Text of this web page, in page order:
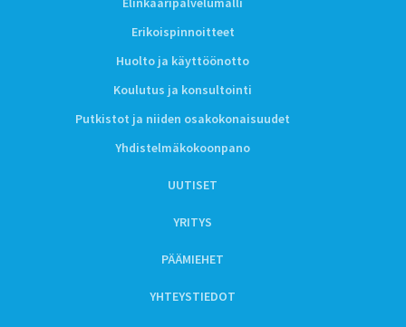
Erikoispinnoitteet
Huolto ja käyttöönotto
Koulutus ja konsultointi
Putkistot ja niiden osakokonaisuudet
Yhdistelmäkokoonpano
UUTISET
YRITYS
PÄÄMIEHET
YHTEYSTIEDOT